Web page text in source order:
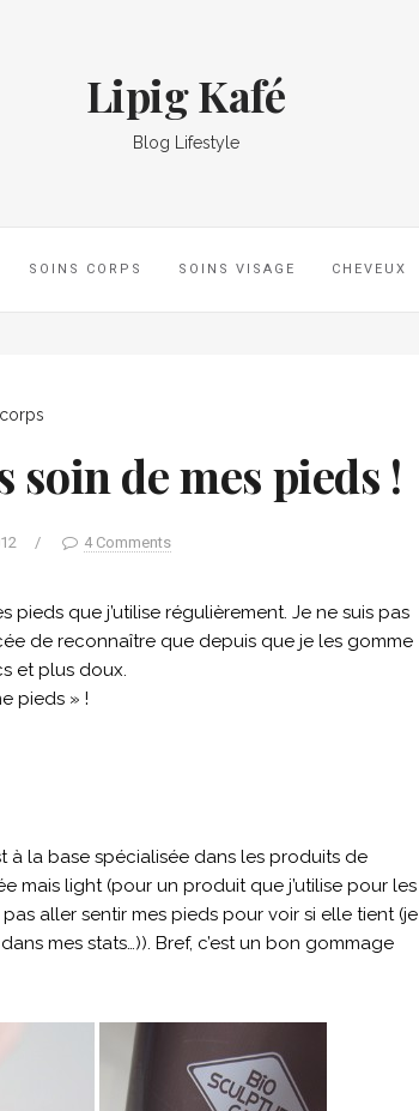
Lipig Kafé
Blog Lifestyle
SOINS CORPS SOINS VISAGE CHEVEUX
soin de mes pieds !
/ 4 Comments
que j’utilise régulièrement. Je ne suis pas
de reconnaître que depuis que je les gomme
et plus doux.
pieds » !
à la base spécialisée dans les produits de
mais light (pour un produit que j’utilise pour les
aller sentir mes pieds pour voir si elle tient (je
mes stats…)). Bref, c’est un bon gommage